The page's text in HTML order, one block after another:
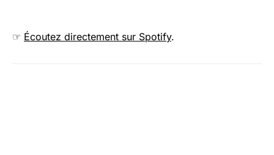
☞ Écoutez directement sur Spotify.